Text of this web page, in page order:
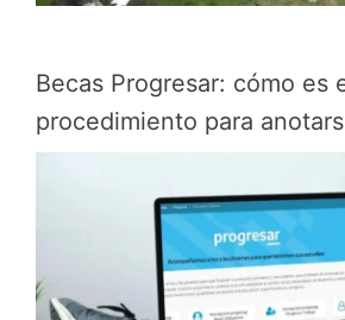
Becas Progresar: cómo es
procedimiento para